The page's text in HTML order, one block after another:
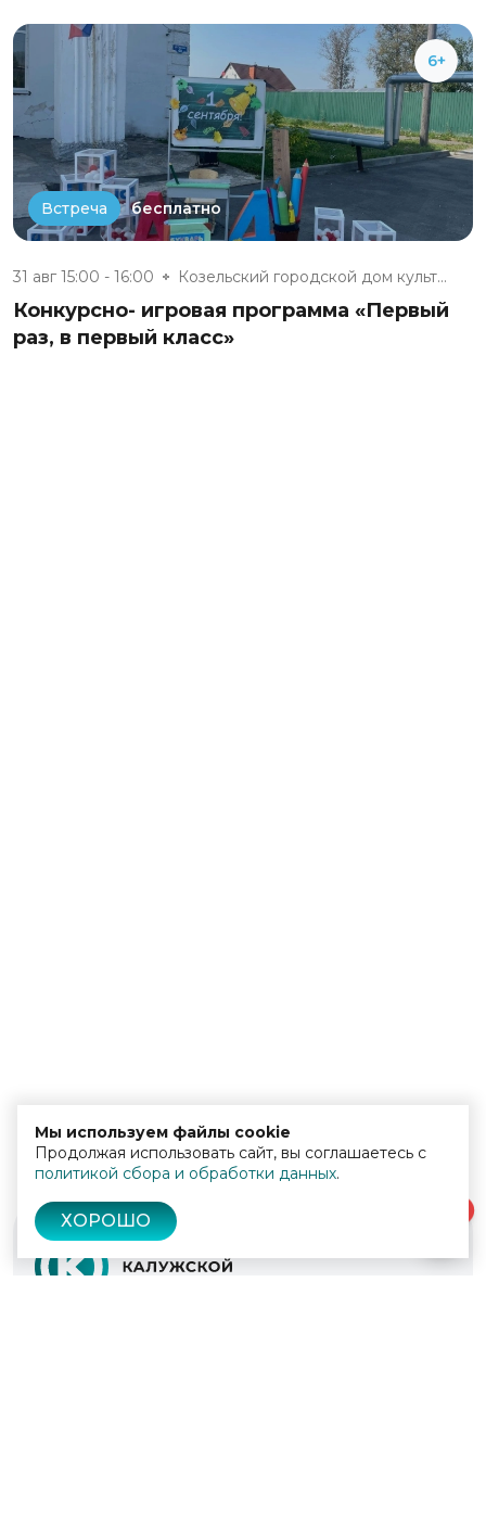
6+
Встреча бесплатно
31 авг 15:00 - 16:00 Козельский городской дом культ...
Конкурсно- игровая программа «Первый
раз, в первый класс»
Мы используем файлы cookie
Продолжая использовать сайт, вы соглашаетесь с
политикой сбора и обработки данных.
ХОРОШО